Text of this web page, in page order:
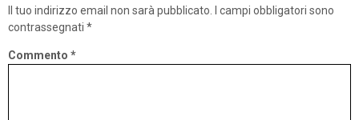
Il tuo indirizzo email non sarà pubblicato.
I campi obbligatori sono
contrassegnati *
Commento *